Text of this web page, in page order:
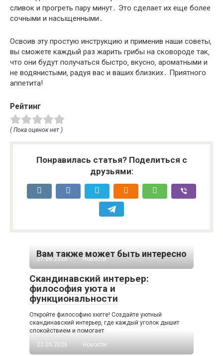
сливок и прогреть пару минут․ Это сделает их еще более
сочными и насыщенными․
Освоив эту простую инструкцию и применив наши советы‚
вы сможете каждый раз жарить грибы на сковороде так‚
что они будут получаться быстро‚ вкусно‚ ароматными и
не водянистыми‚ радуя вас и ваших близких․ Приятного
аппетита!
Рейтинг
( Пока оценок нет )
Понравилась статья? Поделиться с
друзьями:
Вам также может быть интересно
27.06.2026 Новости
Скандинавский интерьер:
философия уюта и
функциональности
Откройте философию хюгге! Создайте уютный
скандинавский интерьер, где каждый уголок дышит
спокойствием и помогает
22.05.2026
Новости